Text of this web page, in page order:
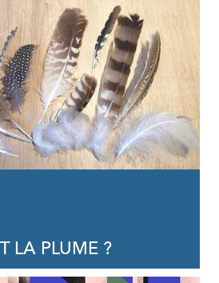
LA PLUME ?